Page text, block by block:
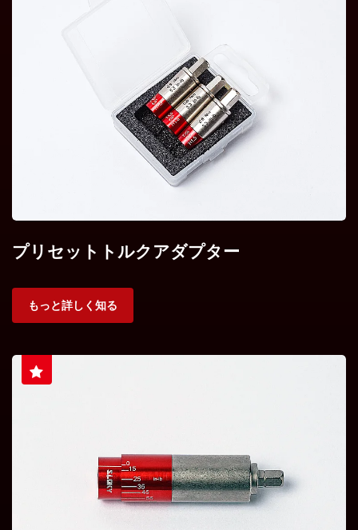
プリセットトルクアダプター
もっと詳しく知る